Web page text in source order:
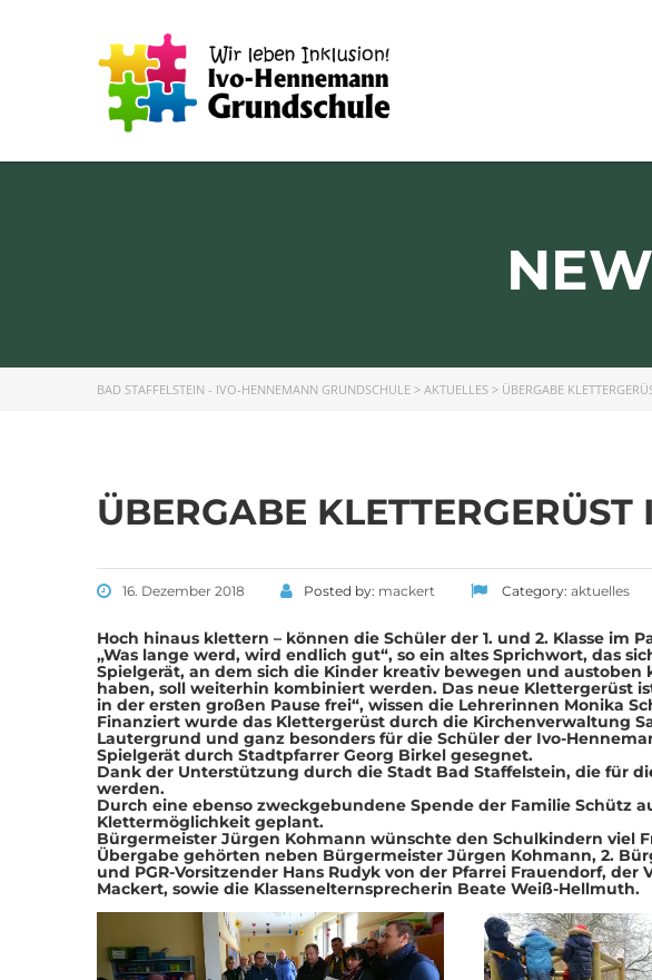
BAD STAFFELSTEIN - IVO-HENNEMANN GRUNDSCHULE > AKTUELLES > ÜBERGABE
ÜBERGABE
16. Dezember 2018 Posted by: mackert Category: aktuelles
Hoch hinaus klettern – können die Schüler der 1. und 2. Klasse im
„Was lange werd, wird endlich gut“, so ein altes Sprichwort, das
Spielgerät, an dem sich die Kinder kreativ bewegen und
haben, soll weiterhin kombiniert werden. Das neue Klettergerüst
in der ersten großen Pause frei“, wissen die Lehrerinnen Monika
Finanziert wurde das Klettergerüst durch die Kirchenverwaltung
Lautergrund und ganz besonders für die Schüler der Ivo-
Spielgerät durch Stadtpfarrer Georg Birkel gesegnet.
Dank der Unterstützung durch die Stadt Bad Staffelstein, die für
werden.
Durch eine ebenso zweckgebundene Spende der Familie Schütz
Klettermöglichkeit geplant.
Bürgermeister Jürgen Kohmann wünschte den Schulkindern viel
Übergabe gehörten neben Bürgermeister Jürgen Kohmann, 2.
und PGR-Vorsitzender Hans Rudyk von der Pfarrei Frauendorf,
Mackert, sowie die Klassenelternsprecherin Beate Weiß-Hellmuth.